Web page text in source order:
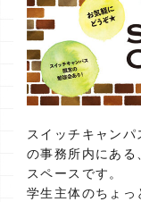
スイッチキャン
の事務所内にあ
スペースです。
学生主体のちょ